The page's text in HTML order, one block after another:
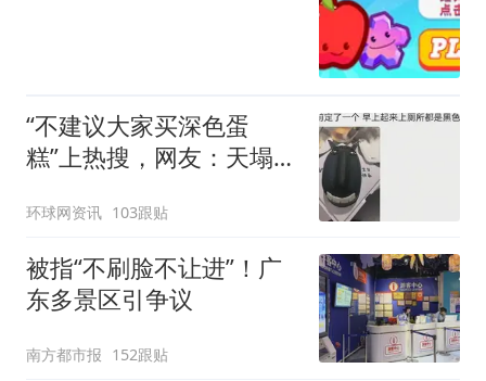
“不建议大家买深色蛋
糕”上热搜，网友：天塌
环球网资讯 103跟贴
被指“不刷脸不让进”！广
东多景区引争议
南方都市报 152跟贴